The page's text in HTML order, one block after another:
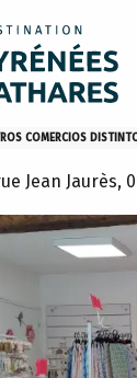
COMERCIOS
Jean Jaurès,